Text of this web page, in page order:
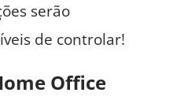
serão
de controlar!
Office